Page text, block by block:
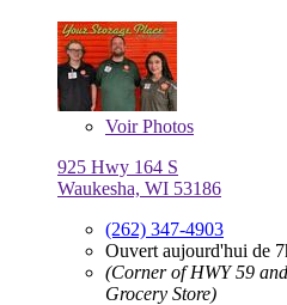
VoirPhotos
925 Hwy 164 S
Waukesha, WI 53186
(262) 347-4903
Ouvert aujourd'hui de
(Corner of HWY 59
Grocery Store)